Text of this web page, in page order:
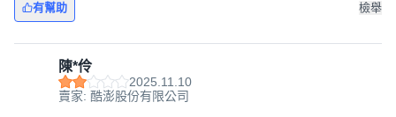
有幫助 檢舉
陳*伶
2025.11.10
賣家: 酷澎股份有限公司